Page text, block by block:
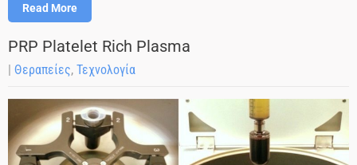
Read More
PRP Platelet Rich Plasma
| Θεραπείες, Τεχνολογία